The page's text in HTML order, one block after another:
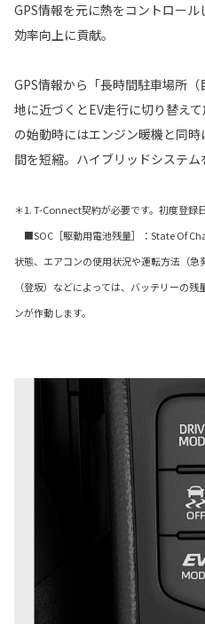
GPS情報を元に熱をコントロー
効率向上に貢献。
GPS情報から「長時間駐車場所
地に近づくとEV走行に切り替え
の始動時にはエンジン暖機と同
間を短縮。ハイブリッドシステム
＊1. T-Connect契約が必要です。初度登録
■SOC［駆動用電池残量］：State Of
状態、エアコンの使用状況や運転方法（
（登坂）などによっては、バッテリーの
ンが作動します。